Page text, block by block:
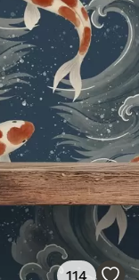
114